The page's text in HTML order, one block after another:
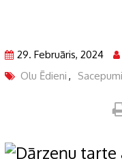
29. Februāris, 2024
Olu Ēdieni , Sacepumi